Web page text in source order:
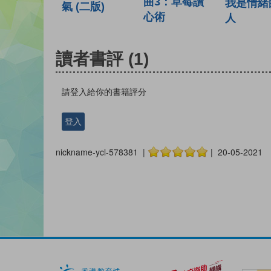
氣 (二版)
心術
我是情緒
人
讀者書評 (1)
請登入給你的書籍評分
登入
nickname-ycl-578381 | | 20-05-2021